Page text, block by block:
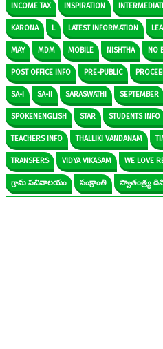
INCOME TAX INSPIRATION
KARONA L LATEST INFORMATION
MAY MDM MOBILE NISHTHA NO
POST OFFICE INFO PRE-PUBLIC
SA-I SA-II SARASWATHI SEPTEMBER
SPOKENENGLISH STAR STUDENTS INFO
TEACHERS INFO THALLIKI VANDANAM
TRANSFERS VIDYA VIKASAM WE LOVE
గ్రామ సచివాలయం సంక్రాంతి స్వాతంత్ర్య